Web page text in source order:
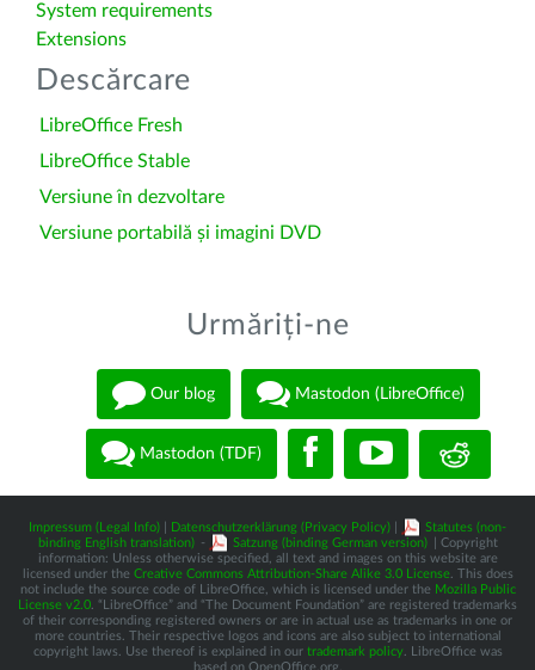
System requirements
Extensions
Descărcare
LibreOffice Fresh
LibreOffice Stable
Versiune în dezvoltare
Versiune portabilă și imagini DVD
Urmăriți-ne
Our blog Mastodon (LibreOffice)
Mastodon (TDF)
Impressum (Legal Info) Datenschutzerklärung (Privacy Policy)
Statutes (non-
binding English translation) - Satzung (binding German version)
| Copyright
information: Unless otherwise specified, all text and images on this website are
licensed under the Creative Commons Attribution-Share Alike 3.0 License. This does
not include the source code of LibreOffice, which is licensed under the Mozilla Public
License v2.0 . “LibreOffice” and “The Document Foundation” are registered trademarks
of their corresponding registered owners or are in actual use as trademarks in one or
more countries. Their respective logos and icons are also subject to international
copyright laws. Use thereof is explained in our trademark policy. LibreOffice was
based on OpenOffice.org.